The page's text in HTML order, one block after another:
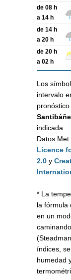
de 08 h
a 14 h
de 14 h
a 20 h
de 20 h
a 02 h
Los
intervalo
indicada.
Datos Met
Licence
2.0 y
* La
la fórmula
en un
índices,
humedad